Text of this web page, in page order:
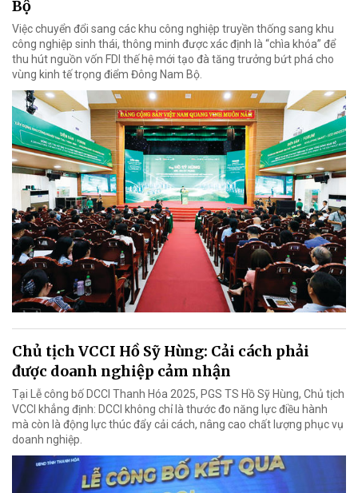
Bộ
Việc chuyển đổi sang các khu công nghiệp truyền thống sang khu
công nghiệp sinh thái, thông minh được xác định là “chìa khóa” để
thu hút nguồn vốn FDI thế hệ mới tạo đà tăng trưởng bứt phá cho
vùng kinh tế trọng điểm Đông Nam Bộ.
Chủ tịch VCCI Hồ Sỹ Hùng: Cải cách phải
được doanh nghiệp cảm nhận
Tại Lễ công bố DCCI Thanh Hóa 2025, PGS TS Hồ Sỹ Hùng, Chủ tịch
VCCI khẳng định: DCCI không chỉ là thước đo năng lực điều hành
mà còn là động lực thúc đẩy cải cách, nâng cao chất lượng phục vụ
doanh nghiệp.